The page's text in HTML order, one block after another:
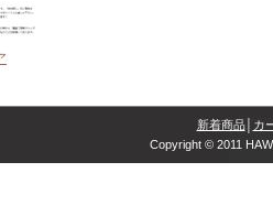
新着商品│
カ
Copyright © 2011